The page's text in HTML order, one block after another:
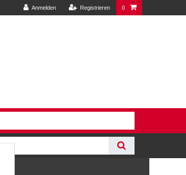
Anmelden Registrieren 0